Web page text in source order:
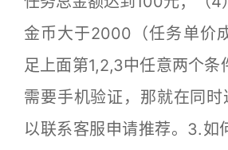
金币大于2000（任务单价
足上面第1,2,3中任意两个条
需要手机验证，那就在同
以联系客服申请推荐。3.如